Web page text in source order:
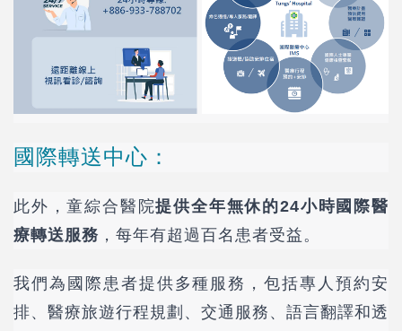
國際轉送中心：
此外，童綜合醫院提供全年無休的24小時國際醫
療轉送服務 ，每年有超過百名患者受益。
我們為國際患者提供多種服務，包括專人預約安
排、醫療旅遊行程規劃、交通服務、語言翻譯和透